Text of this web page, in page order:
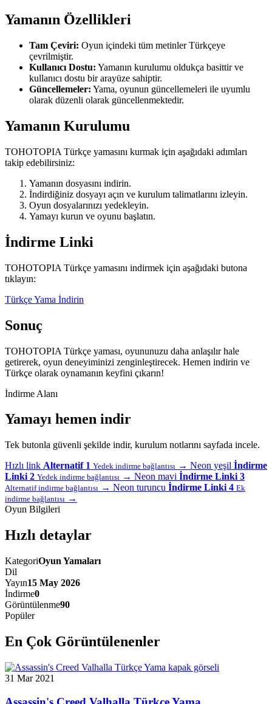
Yamanın Özellikleri
Tam Çeviri: Oyun içindeki tüm metinler Türkçeye
çevrilmiştir.
Kullanıcı Dostu: Yamanın kurulumu oldukça basittir ve
kullanıcı dostu bir arayüze sahiptir.
Güncellemeler: Yama, oyunun güncellemeleri ile uyumlu
olarak düzenli olarak güncellenmektedir.
Yamanın Kurulumu
TOHOTOPIA Türkçe yamasını kurmak için aşağıdaki adımları
takip edebilirsiniz:
Yamanın dosyasını indirin.
İndirdiğiniz dosyayı açın ve kurulum talimatlarını izleyin.
Oyun dosyalarınızı yedekleyin.
Yamayı kurun ve oyunu başlatın.
İndirme Linki
TOHOTOPIA Türkçe yamasını indirmek için aşağıdaki butona
tıklayın:
Türkçe Yama İndirin
Sonuç
TOHOTOPIA Türkçe yaması, oyununuzu daha anlaşılır hale
getirerek, oyun deneyiminizi zenginleştirecek. Hemen indirin ve
Türkçe olarak oynamanın keyfini çıkarın!
İndirme Alanı
Yamayı hemen indir
Tek butonla güvenli şekilde indir, kurulum notlarını sayfada incele.
Hızlı link Alternatif 1 Yedek indirme bağlantısı → Neon yeşil İndirme
Linki 2 Yedek indirme bağlantısı → Neon mavi İndirme Linki 3
Alternatif indirme bağlantısı → Neon turuncu İndirme Linki 4 Ek
indirme bağlantısı →
Oyun Bilgileri
Hızlı detaylar
KategoriOyun Yamaları
Dil
Yayın15 May 2026
İndirme0
Görüntülenme90
Popüler
En Çok Görüntülenenler
31 Mar 2021